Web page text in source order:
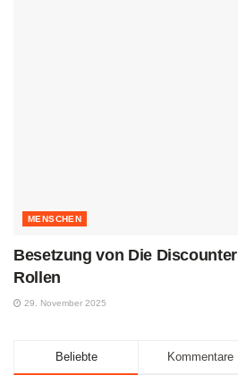
MENSCHEN
Besetzung von Die
Rollen
29. November 2025
Beliebte Kommentare